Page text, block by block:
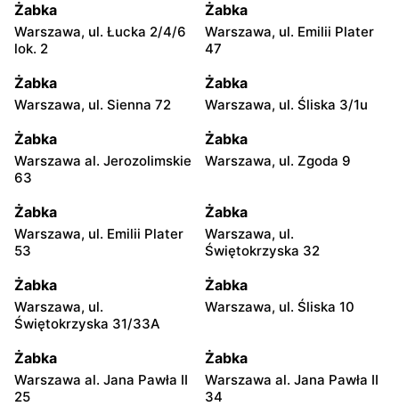
Żabka
Warszawa, ul. Łucka 2/4/6
lok. 2
Żabka
Warszawa, ul. Emilii Plater
47
Żabka
Warszawa, ul. Sienna 72
Żabka
Warszawa, ul. Śliska 3/1u
Żabka
Warszawa al. Jerozolimskie
63
Żabka
Warszawa, ul. Zgoda 9
Żabka
Warszawa, ul. Emilii Plater
53
Żabka
Warszawa, ul.
Świętokrzyska 32
Żabka
Warszawa, ul.
Świętokrzyska 31/33A
Żabka
Warszawa, ul. Śliska 10
Żabka
Warszawa al. Jana Pawła II
25
Żabka
Warszawa al. Jana Pawła II
34